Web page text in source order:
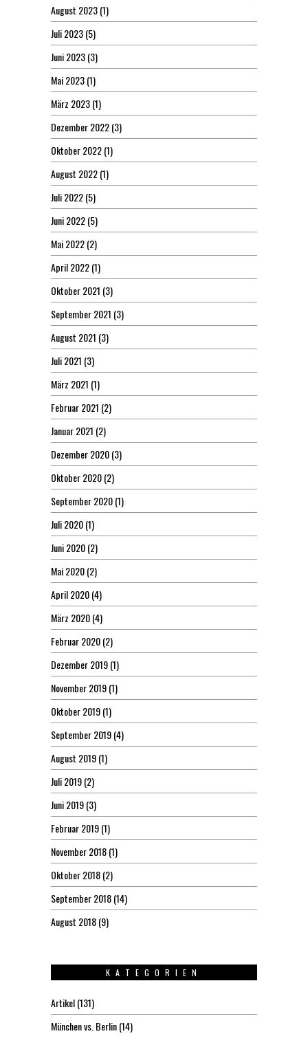
August 2023(1)
Juli 2023(5)
Juni 2023(3)
Mai 2023(1)
März 2023(1)
Dezember 2022(3)
Oktober 2022(1)
August 2022(1)
Juli 2022(5)
Juni 2022(5)
Mai 2022(2)
April 2022(1)
Oktober 2021 (3)
September 2021 (3)
August 2021 (3)
Juli 2021 (3)
März 2021 (1)
Februar 2021 (2)
Januar 2021 (2)
Dezember 2020(3)
Oktober 2020(2)
September 2020(1)
Juli 2020(1)
Juni 2020(2)
Mai 2020(2)
April 2020(4)
März 2020(4)
Februar 2020(2)
Dezember 2019(1)
November 2019(1)
Oktober 2019(1)
September 2019(4)
August 2019(1)
Juli 2019(2)
Juni 2019(3)
Februar 2019(1)
November 2018(1)
Oktober 2018(2)
September 2018(14)
August 2018(9)
KATEGORIEN
Artikel(131)
München vs. Berlin(14)